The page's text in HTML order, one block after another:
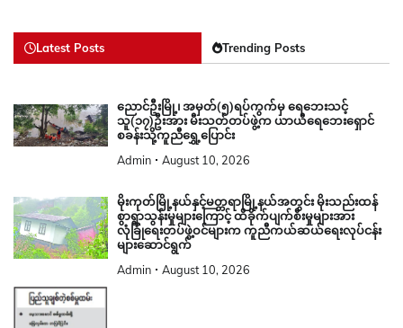
Latest Posts Trending Posts
ညောင်ဦးမြို့၊ အမှတ်(၅)ရပ်ကွက်မှ ရေဘေးသင့်
သူ(၁၇)ဦးအား မီးသတ်တပ်ဖွဲ့က ယာယီရေဘေးရှောင်
စခန်းသို့ကူညီရွှေ့ပြောင်း
Admin August 10, 2026
မိုးကုတ်မြို့နယ်နှင့်မတ္တရာမြို့နယ်အတွင်း မိုးသည်းထန်
စွာရွာသွန်းမှုများကြောင့် ထိခိုက်ပျက်စီးမှုများအား
လုံခြုံရေးတပ်ဖွဲ့ဝင်များက ကူညီကယ်ဆယ်ရေးလုပ်ငန်း
များဆောင်ရွက်
Admin August 10, 2026